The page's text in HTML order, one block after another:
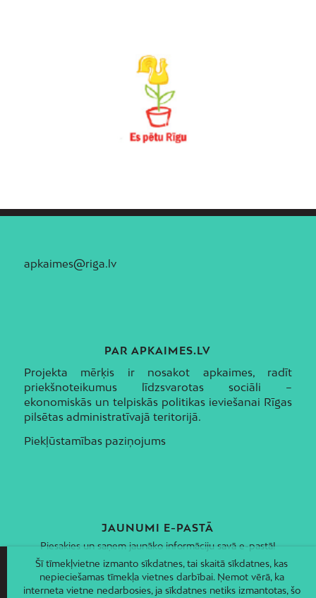
apkaimes@riga.lv
PAR APKAIMES.LV
Projekta mērķis ir nosakot apkaimes, radīt
priekšnoteikumus līdzsvarotas sociāli –
ekonomiskās un telpiskās politikas ieviešanai Rīgas
pilsētas administratīvajā teritorijā.
Piekļūstamības paziņojums
JAUNUMI E-PASTĀ
Piesakies un saņem jaunāko informāciju savā e-pastā!
Šī tīmekļvietne izmanto sīkdatnes, tai skaitā sīkdatnes, kas
nepieciešamas tīmekļa vietnes darbībai. Ņemot vērā, ka
interneta vietne nedarbosies, ja sīkdatnes netiks izmantotas, šo